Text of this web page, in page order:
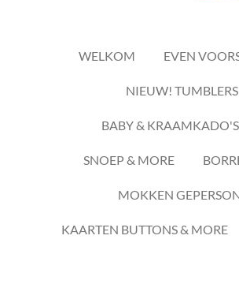
WELKOM EVEN
NIEUW!
BABY & KRAAMKADO'S
SNOEP & MORE
MOKKEN
KAARTEN BUTTONS & MORE